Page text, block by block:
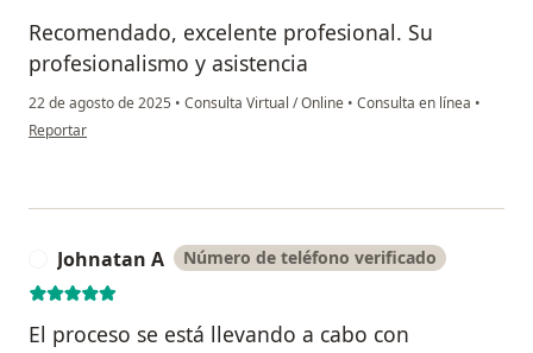
Recomendado, excelente profesional. Su
profesionalismo y asistencia
22 de agosto de 2025 • Consulta Virtual / Online • Consulta en línea •
en opinión del usuario Luisa T
Reportar
Johnatan A Número de teléfono verificado
El proceso se está llevando a cabo con